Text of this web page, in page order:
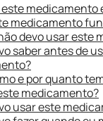
este medicamento
medicamento
devo usar este
saber antes de
e por quanto
medicamento?
usar este